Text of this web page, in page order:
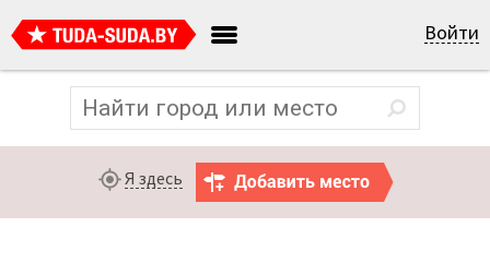
Войти
Я здесь